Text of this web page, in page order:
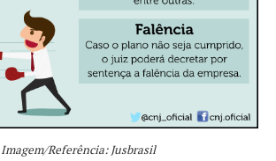
Imagem/Referência: Jusbrasil